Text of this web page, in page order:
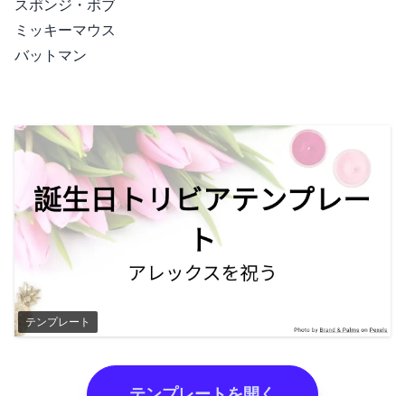
スポンジ・ボブ
ミッキーマウス
バットマン
テンプレート